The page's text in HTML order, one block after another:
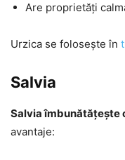
Are proprietăți
Urzica se folosește în
Salvia
Salvia îmbunătățește
avantaje: